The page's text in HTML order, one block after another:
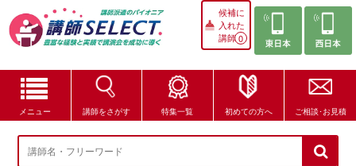
候補に
入れた
講師0
メニュー 講師をさがす 特集一覧 初めての方へ ご相談･お見積
講師をさがす